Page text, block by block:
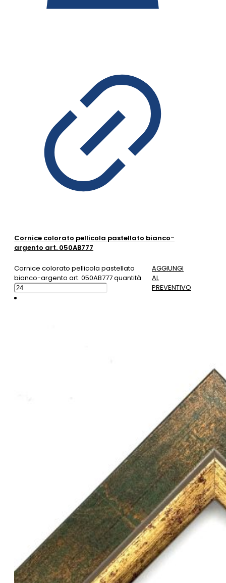
Cornice colorato pellicola pastellato bianco-
argento art. 050AB777
Cornice colorato pellicola pastellato
bianco-argento art. 050AB777 quantità
AGGIUNGI
AL
PREVENTIVO